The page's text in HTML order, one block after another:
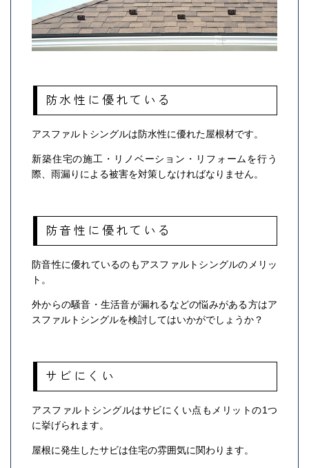
防水性に優れている
アスファルトシングルは防水性に優れた屋根材です。
新築住宅の施工・リノベーション・リフォームを行う
際、雨漏りによる被害を対策しなければなりません。
防音性に優れている
防音性に優れているのもアスファルトシングルのメリッ
ト。
外からの騒音・生活音が漏れるなどの悩みがある方はア
スファルトシングルを検討してはいかがでしょうか？
サビにくい
アスファルトシングルはサビにくい点もメリットの1つ
に挙げられます。
屋根に発生したサビは住宅の雰囲気に関わります。